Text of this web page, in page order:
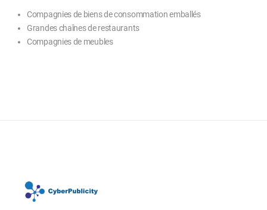
Compagnies de biens de consommation emballés
Grandes chaînes de restaurants
Compagnies de meubles